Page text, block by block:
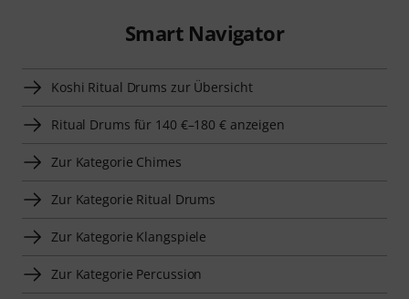
Smart Navigator
Koshi Ritual Drums zur Übersicht
Ritual Drums für 140 €–180 € anzeigen
Zur Kategorie Chimes
Zur Kategorie Ritual Drums
Zur Kategorie Klangspiele
Zur Kategorie Percussion